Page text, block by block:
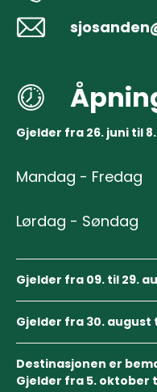
Gjelder fra 26. juni til
Mandag - Fredag
Lørdag - Søndag
Gjelder fra 09. til 29.
Mandag - Torsdag
Fredag
Gjelder fra 30. august
Mandag - Fredag
Destinasjonen er
Gjelder fra 5. oktober